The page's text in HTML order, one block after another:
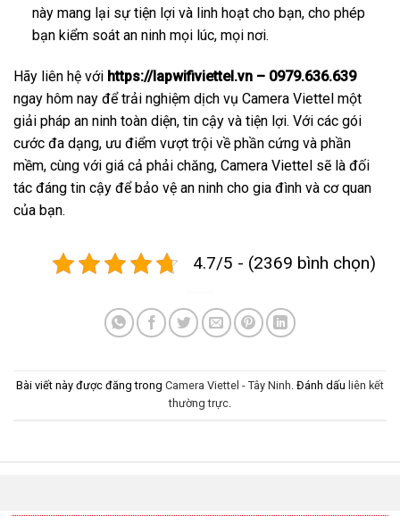
này mang lại sự tiện lợi và linh hoạt cho bạn, cho phép
bạn kiểm soát an ninh mọi lúc, mọi nơi.
Hãy liên hệ với https://lapwifiviettel.vn – 0979.636.639
ngay hôm nay để trải nghiệm dịch vụ Camera Viettel một
giải pháp an ninh toàn diện, tin cậy và tiện lợi. Với các gói
cước đa dạng, ưu điểm vượt trội về phần cứng và phần
mềm, cùng với giá cả phải chăng, Camera Viettel sẽ là đối
tác đáng tin cậy để bảo vệ an ninh cho gia đình và cơ quan
của bạn.
4.7/5 - (2369 bình chọn)
Bài viết này được đăng trong Camera Viettel - Tây Ninh. Đánh dấu liên kết
thường trực.